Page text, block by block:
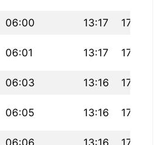
06:00 13:17 17:15
06:01 13:17 17:14
06:03 13:16 17:13
06:05 13:16 17:12